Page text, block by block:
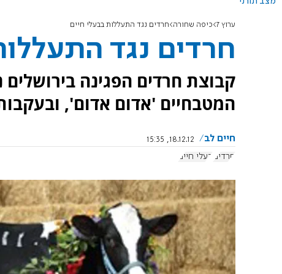
ערוץ 7 כיפה שחורה חרדים נגד התעללות בבעלי חיים
חרדים נגד
קבוצת חרדים הפגינה
המטבחיים 'אדום אדום',
חיים לב
18.12.12, 15:35
חרדים בעלי חיים